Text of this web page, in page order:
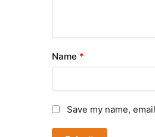
Name *
Save my name,